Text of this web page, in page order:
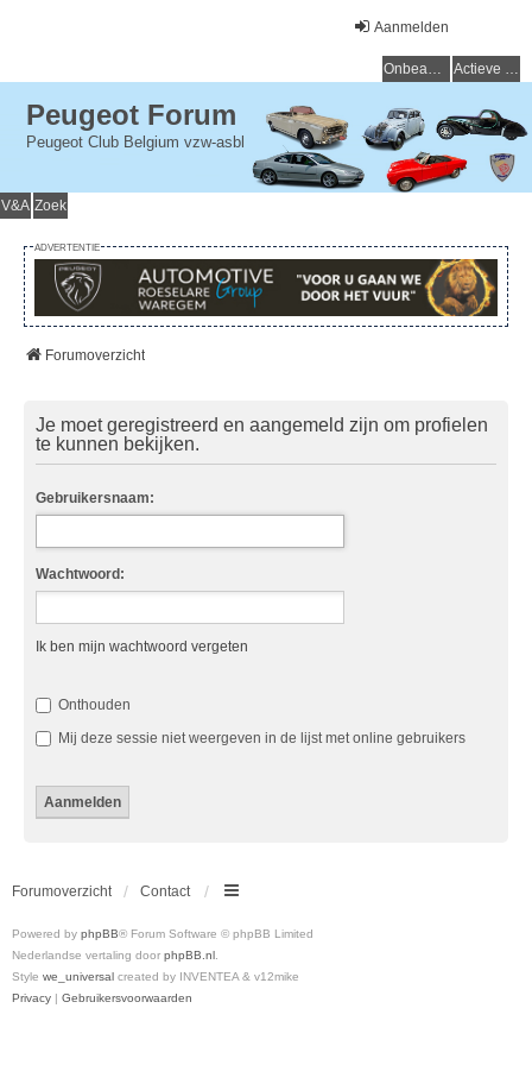
Aanmelden
Onbeantwoorde onderwerpen Actieve onderwerpen
Peugeot Forum
Peugeot Club Belgium vzw-asbl
V&A Zoek
ADVERTENTIE
Forumoverzicht
Je moet geregistreerd en aangemeld zijn om profielen
te kunnen bekijken.
Gebruikersnaam:
Wachtwoord:
Ik ben mijn wachtwoord vergeten
Onthouden
Mij deze sessie niet weergeven in de lijst met online gebruikers
Forumoverzicht Contact
Powered by phpBB® Forum Software © phpBB Limited
Nederlandse vertaling door phpBB.nl.
Style we_universal created by INVENTEA & v12mike
Privacy | Gebruikersvoorwaarden